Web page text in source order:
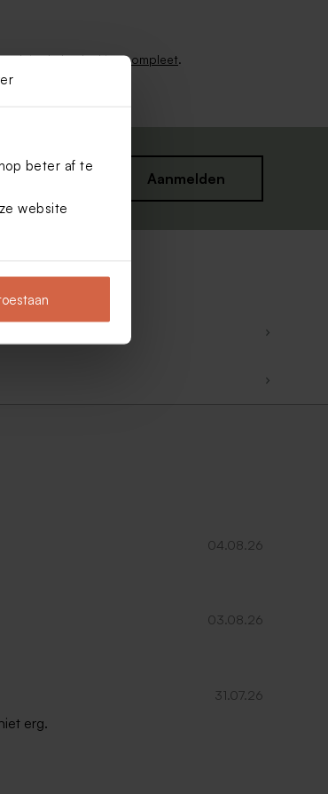
beter af te
website
je debedankjes compleet.
Aanmelden
04.08.26
03.08.26
31.07.26
erg.